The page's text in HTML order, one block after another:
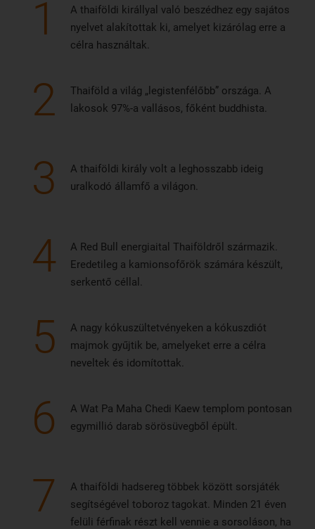
1
A thaiföldi királlyal való beszédhez egy sajátos
nyelvet alakítottak ki, amelyet kizárólag erre a
célra használtak.
2
Thaiföld a világ „legistenfélőbb” országa. A
lakosok 97%-a vallásos, főként buddhista.
3
A thaiföldi király volt a leghosszabb ideig
uralkodó államfő a világon.
4
A Red Bull energiaital Thaiföldről származik.
Eredetileg a kamionsofőrök számára készült,
serkentő céllal.
5
A nagy kókuszültetvényeken a kókuszdiót
majmok gyűjtik be, amelyeket erre a célra
neveltek és idomítottak.
6
A Wat Pa Maha Chedi Kaew templom pontosan
egymillió darab sörösüvegből épült.
7
A thaiföldi hadsereg többek között sorsjáték
segítségével toboroz tagokat. Minden 21 éven
felüli férfinak részt kell vennie a sorsoláson, ha